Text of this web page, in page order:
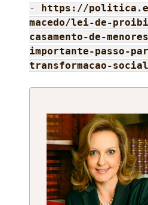
- https://
macedo/lei-de-
casamento-de-
importante-passo-
transformacao-